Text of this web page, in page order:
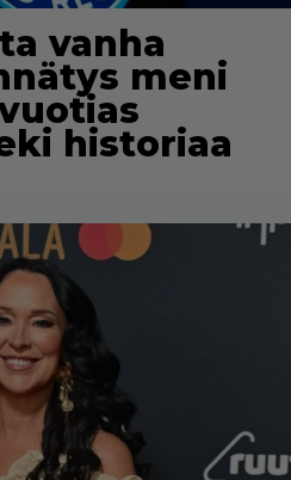
vanha
meni
historiaa